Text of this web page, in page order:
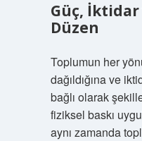
Güç,
Düzen
Toplumun her
dağıldığına ve
bağlı olarak
fiziksel baskı
aynı zamanda